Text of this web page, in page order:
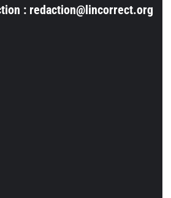
: redaction@lincorrect.org